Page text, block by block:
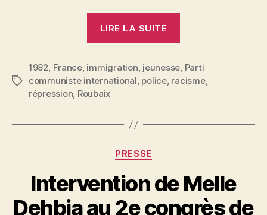
LIRE LA SUITE
quartiers
à
Étiquettes
1982, France, immigration, jeunesse, Parti
communiste international, police, racisme,
répression, Roubaix
Catégories
PRESSE
Intervention de Melle
Dehbia au 2e congrès de
N
d